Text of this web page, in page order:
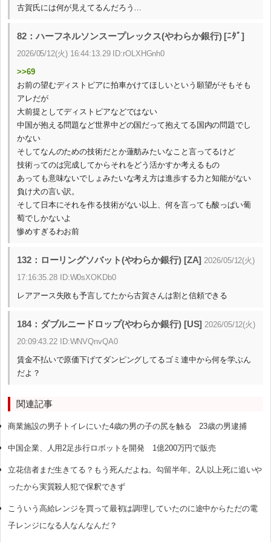
古賀氏には何が見えてるんだろう…
82：ハーフネルソンスープレックス(やわらか銀行) [ﾆﾀﾞ]
2026/05/12(火) 16:44:13.29 ID:rOLXHGnh0
>>69
お前の望むディストピアに拍車かけてほしいという願望がそもそも
アレだが
大前提としてディストピアなどではない
中国が抱える問題など世界中どの国だって抱えてる国内の問題でし
かない
そしてなんのための技術だとか蓮舫みたいなこと言ってるけど
技術ってのは完成してからそれをどう活かすか考えるもの
あっても意味ないでしょみたいな考え方は進歩する力と知能がない
負け犬の言い訳。
そして日本にそれを作る技術がない以上、何を言っても酸っぱい葡
萄でしかないよ
惨めすぎるわお前
132：ローリングソバット(やわらか銀行) [ZA] 2026/05/12(火)
17:16:35.28 ID:W0sXOKDb0
レアアース失敗も予言してたから古賀さんは割と信頼できる
184：ダブルニードロップ(やわらか銀行) [US] 2026/05/12(火)
20:09:43.22 ID:WNVQnvQA0
賃金不払いで原価下げてダンピングしてるゴミ連中から何を学ぶん
だよ？
関連記事
商業施設の男子トイレにいた4歳の男の子の尻を触る 23歳の男逮捕
中国企業、人用2足歩行ロボットを開発 1億200万円で販売
立花信者まだ生きてる？もう死んだよね。勾留半年。2人以上死に追いや
ったから実質殺人犯で保釈できず
こういう高給レンジを買って最初は調理していたのに途中からただの電
子レンジになる人なんなんだ？